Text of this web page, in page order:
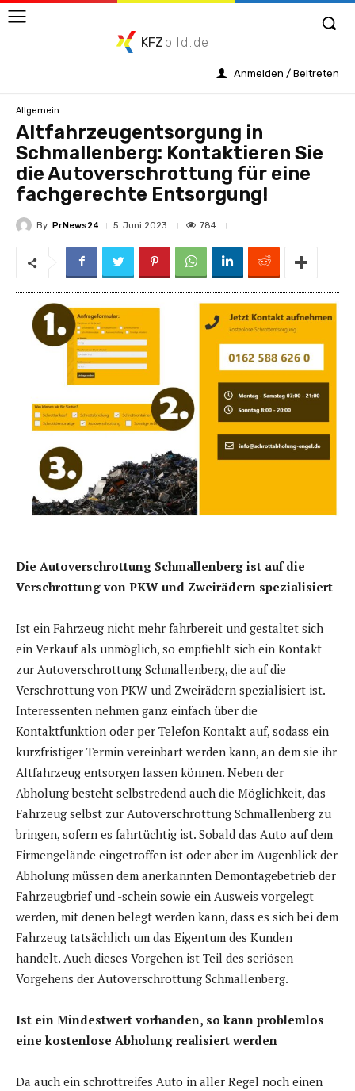
KFZ bild.de
Anmelden / Beitreten
Allgemein
Altfahrzeugentsorgung in
Schmallenberg: Kontaktieren Sie
die Autoverschrottung für eine
fachgerechte Entsorgung!
By PrNews24 5. Juni 2023 784
Die Autoverschrottung Schmallenberg ist auf die
Verschrottung von PKW und Zweirädern spezialisiert
Ist ein Fahrzeug nicht mehr fahrbereit und gestaltet sich
ein Verkauf als unmöglich, so empfiehlt sich ein Kontakt
zur Autoverschrottung Schmallenberg, die auf die
Verschrottung von PKW und Zweirädern spezialisiert ist.
Interessenten nehmen ganz einfach über die
Kontaktfunktion oder per Telefon Kontakt auf, sodass ein
kurzfristiger Termin vereinbart werden kann, an dem sie ihr
Altfahrzeug entsorgen lassen können. Neben der
Abholung besteht selbstredend auch die Möglichkeit, das
Fahrzeug selbst zur Autoverschrottung Schmallenberg zu
bringen, sofern es fahrtüchtig ist. Sobald das Auto auf dem
Firmengelände eingetroffen ist oder aber im Augenblick der
Abholung müssen dem anerkannten Demontagebetrieb der
Fahrzeugbrief und -schein sowie ein Ausweis vorgelegt
werden, mit denen belegt werden kann, dass es sich bei dem
Fahrzeug tatsächlich um das Eigentum des Kunden
handelt. Auch dieses Vorgehen ist Teil des seriösen
Vorgehens der Autoverschrottung Schmallenberg.
Ist ein Mindestwert vorhanden, so kann problemlos
eine kostenlose Abholung realisiert werden
Da auch ein schrottreifes Auto in aller Regel noch einen